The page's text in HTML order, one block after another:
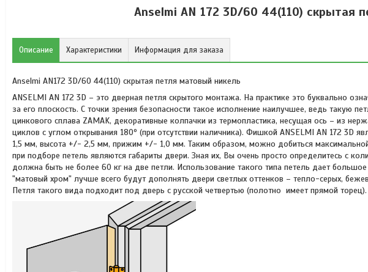
Anselmi AN 172 3D/60 44(110) скрытая
Описание Характеристики Информация для заказа
Anselmi AN172 3D/60 44(110) скрытая петля матовый никель
ANSELMI AN 172 3D – это дверная петля скрытого монтажа. На практике это буквально
за его плоскость. С точки зрения безопасности такое исполнение наилучшее, ведь такую
цинкового сплава ZAMAK, декоративные колпачки из термопластика, несущая ось – из
циклов с углом открывания 180º (при отсутствии наличника). Фишкой ANSELMI AN 172 3D
1,5 мм, высота +/- 2,5 мм, прижим +/- 1,0 мм. Таким образом, можно добиться
при подборе петель являются габариты двери. Зная их, Вы очень просто определитесь с
должна быть не более 60 кг на две петли. Использование такого типа петель дает
"матовый хром" лучше всего будут дополнять двери светлых оттенков – тепло-серых,
Петля такого вида подходит под дверь с русской четвертью (полотно имеет прямой торец).